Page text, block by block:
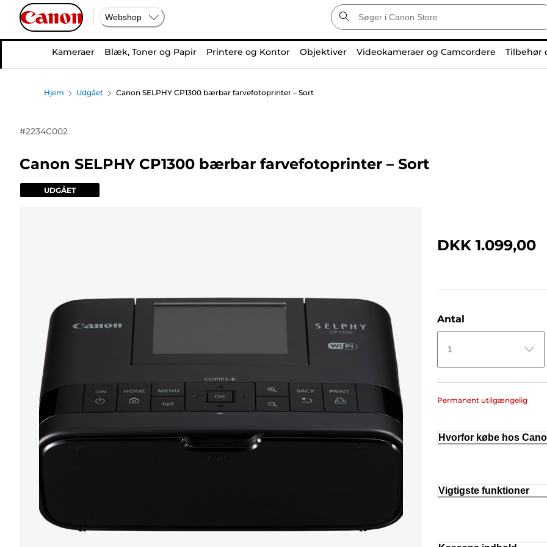
Webshop
Kameraer Blæk, Toner og Papir Printere og Kontor Objektiver Videokameraer og Camcordere Tilbehør
Hjem Udgået Canon SELPHY CP1300 bærbar farvefotoprinter – Sort
#2234C002
Canon SELPHY CP1300 bærbar farvefotoprinter – Sort
UDGÅET
DKK 1.099,00
Antal
1
Permanent utilgængelig
Hvorfor købe hos
Vigtigste funktioner